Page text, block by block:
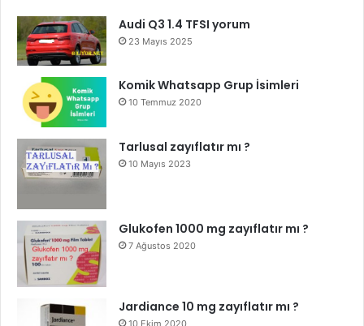
Audi Q3 1.4 TFSI yorum
23 Mayıs 2025
Komik Whatsapp Grup İsimleri
10 Temmuz 2020
Tarlusal zayıflatır mı ?
10 Mayıs 2023
Glukofen 1000 mg zayıflatır mı ?
7 Ağustos 2020
Jardiance 10 mg zayıflatır mı ?